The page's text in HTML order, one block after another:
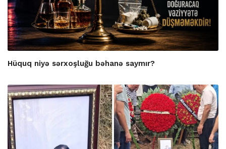
Hüquq niyə sərxoşluğu bəhanə saymır?